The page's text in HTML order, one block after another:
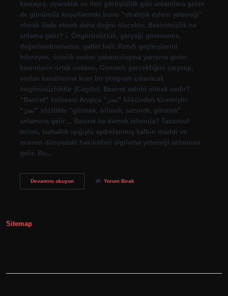
kavrayış, uyanıklık ve ileri görüşlülük gibi anlamlara gelse
de günümüz koşullarında bunu “stratejik eylem yeteneği”
olarak ifade etmek daha doğru olacaktır. Basiretsizlik ne
anlama gelir? i. Öngörüsüzlük, gerçeği görememe,
değerlendirememe, gaflet hali: Kendi geçmişlerini
bilmeyen, üstelik ondan yabancılaşma yarışına giren
kesimlerin ortak noktası, Osmanlı gerçekliğini çarpıtıp,
ondan kendilerine kısır bir program çıkaracak
öngörüsüzlüktür (Cogito). Basiret sahibi olmak nedir?
“Basiret” kelimesi Arapça “بَصَرَ” kökünden türemiştir.
“بَصَرَ” sözlükte “görmek, bilmek, sezmek, görmek”
anlamına gelir… Basiret ne demek islamda? Tasavvuf
terimi, kutsallık ışığıyla aydınlanmış kalbin maddi ve
manevi dünyadaki hakikatleri algılama yeteneği anlamına
gelir. Bu…
Devamını okuyunBasiretsiz
Yorum Bırak
Sitemap